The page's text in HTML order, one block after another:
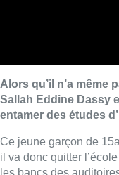
Rosseels et
Lire aussi :
Une
incendie à